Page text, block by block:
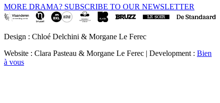
MORE DRAMA? SUBSCRIBE TO OUR NEWSLETTER
Design : Chloé Delchini & Morgane Le Ferec
Website : Clara Pasteau & Morgane Le Ferec | Development : Bien
à vous